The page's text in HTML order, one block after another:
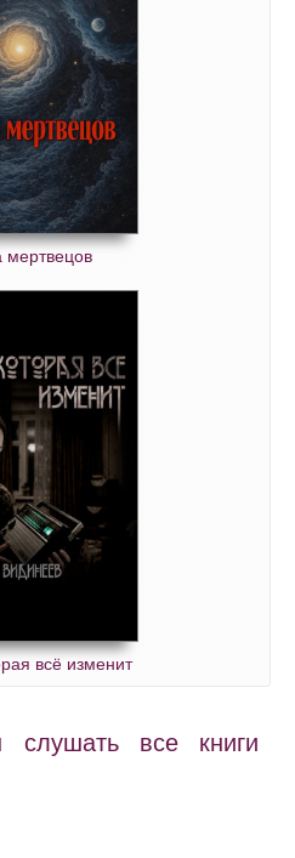
мертвецов
всё изменит
слушать все книги